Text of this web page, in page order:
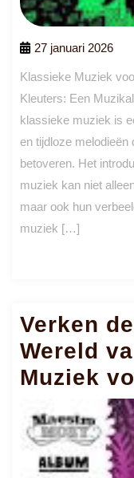
27 januari 2026
Klassieke Muziek
Kleuters: Een
klassieke muziek is
en tijdloze melodieën
betoveren. Het
muziek kan niet
maar ook hun
muziek […]
Verken
Wereld
Muziek